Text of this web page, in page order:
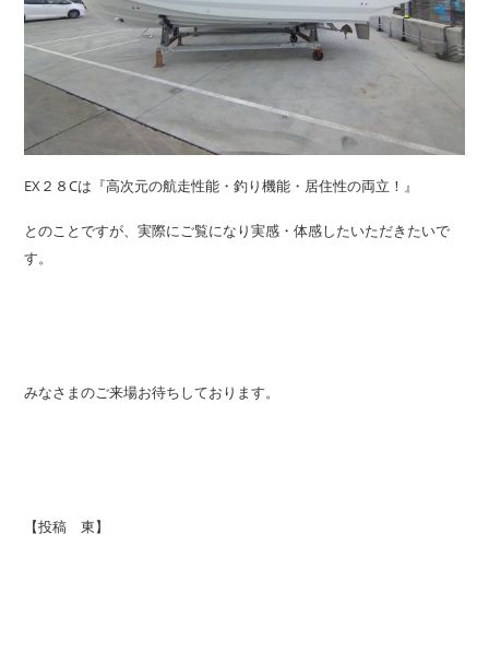
EX２８Cは『高次元の航走性能・釣り機能・居住性の両立！』
とのことですが、実際にご覧になり実感・体感したいただきたいで
す。
みなさまのご来場お待ちしております。
【投稿 東】